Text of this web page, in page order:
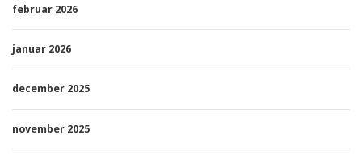
februar 2026
januar 2026
december 2025
november 2025